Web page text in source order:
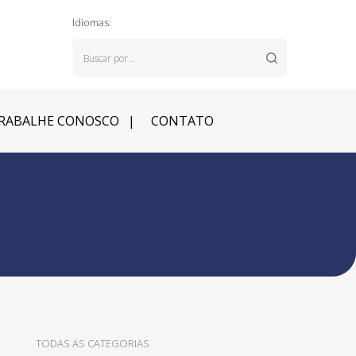
Idiomas:
CONOSCO CONTATO